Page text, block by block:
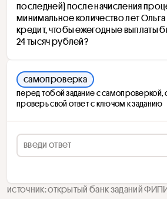
последней) после начисления
минимальное количество лет Ольга
кредит, чтобы ежегодные выплаты
24 тысяч рублей?
самопроверка
перед тобой задание с самопроверкой,
проверь свой ответ с ключом к заданию
источник: открытый банк заданий